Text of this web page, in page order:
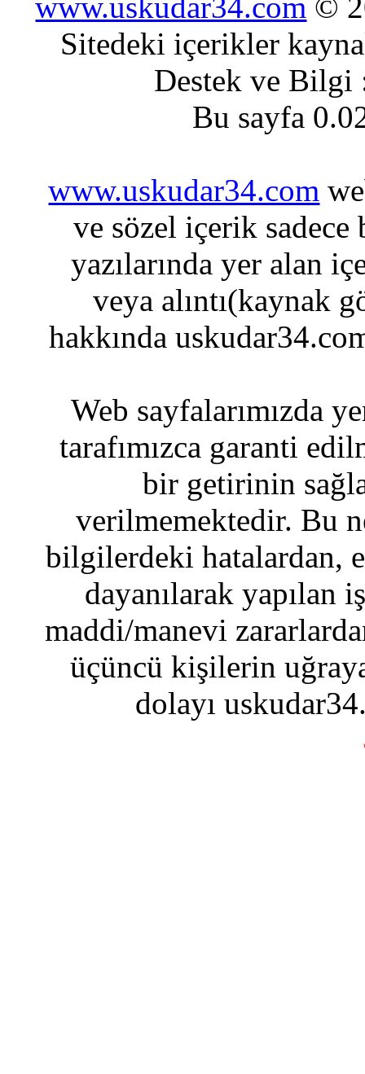
www.uskudar34.com ©
Sitedeki içerikler
Destek ve
Bu sayfa
www.uskudar34.com
ve sözel içerik sadece
yazılarında yer alan
veya alıntı(kaynak
hakkında
Web sayfalarımızda
tarafımızca garanti
bir getirinin
verilmemektedir. Bu
bilgilerdeki hatalardan,
dayanılarak yapılan
maddi/manevi
üçüncü kişilerin
dolayı